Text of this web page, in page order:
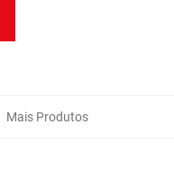
Mais Produtos